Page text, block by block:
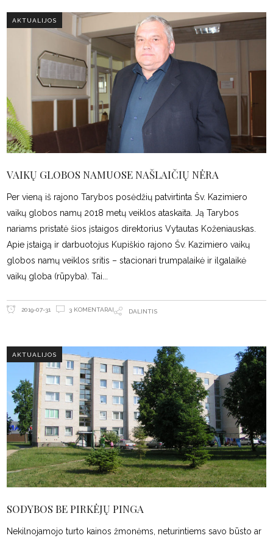
AKTUALIJOS
VAIKŲ GLOBOS NAMUOSE NAŠLAIČIŲ NĖRA
Per vieną iš rajono Tarybos posėdžių patvirtinta Šv. Kazimiero
vaikų globos namų 2018 metų veiklos ataskaita. Ją Tarybos
nariams pristatė šios įstaigos direktorius Vytautas Koženiauskas.
Apie įstaigą ir darbuotojus Kupiškio rajono Šv. Kazimiero vaikų
globos namų veiklos sritis – stacionari trumpalaikė ir ilgalaikė
vaikų globa (rūpyba). Tai
2019-07-31 3 KOMENTARAI DALINTIS
AKTUALIJOS
SODYBOS BE PIRKĖJŲ PINGA
Nekilnojamojo turto kainos žmonėms, neturintiems savo būsto ar